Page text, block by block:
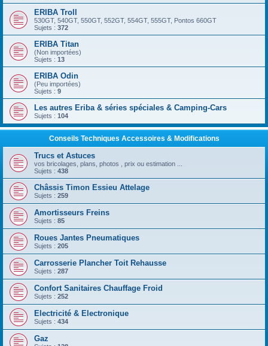
ERIBA Troll
530GT, 540GT, 550GT, 552GT, 554GT, 555GT, Pontos 660GT
Sujets : 372
ERIBA Titan
(Non importées)
Sujets : 13
ERIBA Odin
(Peu importées)
Sujets : 9
Les autres Eriba & séries spéciales & Camping-Cars
Sujets : 104
Conseils Techniques Accessoires & Modifications
Trucs et Astuces
vos bricolages, plans, photos , prix ou estimation ...
Sujets : 438
Châssis Timon Essieu Attelage
Sujets : 259
Amortisseurs Freins
Sujets : 85
Roues Jantes Pneumatiques
Sujets : 205
Carrosserie Plancher Toit Rehausse
Sujets : 287
Confort Sanitaires Chauffage Froid
Sujets : 252
Electricité & Electronique
Sujets : 434
Gaz